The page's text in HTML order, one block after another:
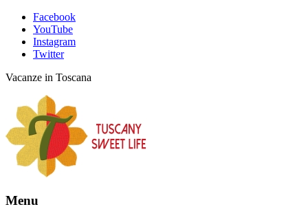
Facebook
YouTube
Instagram
Twitter
Vacanze in Toscana
Menu